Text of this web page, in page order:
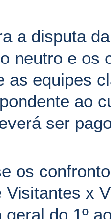
a disputa
neutro e os
as equipes
ao
ser
os
Visitantes x
do 1º